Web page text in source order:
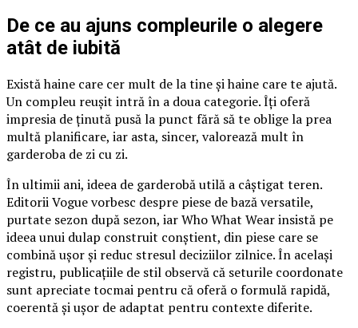
De ce au ajuns compleurile o alegere
atât de iubită
Există haine care cer mult de la tine și haine care te ajută.
Un compleu reușit intră în a doua categorie. Îți oferă
impresia de ținută pusă la punct fără să te oblige la prea
multă planificare, iar asta, sincer, valorează mult în
garderoba de zi cu zi.
În ultimii ani, ideea de garderobă utilă a câștigat teren.
Editorii Vogue vorbesc despre piese de bază versatile,
purtate sezon după sezon, iar Who What Wear insistă pe
ideea unui dulap construit conștient, din piese care se
combină ușor și reduc stresul deciziilor zilnice. În același
registru, publicațiile de stil observă că seturile coordonate
sunt apreciate tocmai pentru că oferă o formulă rapidă,
coerentă și ușor de adaptat pentru contexte diferite.